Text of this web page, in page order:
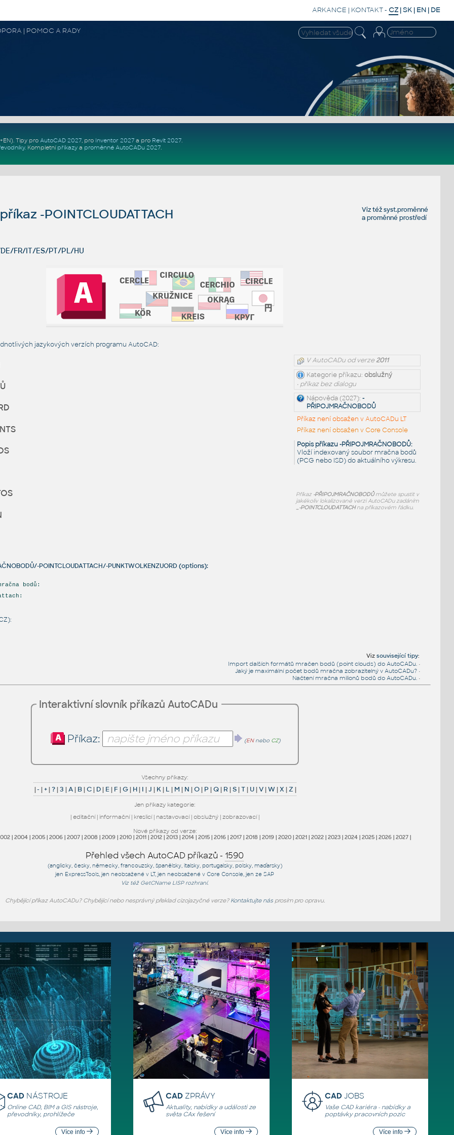
ARKANCE | KONTAKT- CZ |SK | EN | DE
| POMOC A RADY
. Tipy pro AutoCAD 2027, pro Inventor 2027a pro Revit 2027.
. Kompletní příkazya proměnné AutoCADu 2027.
Viz téžsyst.proměnné
aproměnné prostředí
-POINTCLOUDATTACH
FR/IT/ES/PT/PL/HU
jazykových verzích programu AutoCAD:
V AutoCADu od verze2011
Kategorie příkazu:obslužný
• příkaz bez dialogu
Nápověda (2027):-
PŘIPOJMRAČNOBODŮ
Příkaz není obsažen v AutoCADu LT
Příkaz není obsažen v Core Console
Popis příkazu -PŘIPOJMRAČNOBODŮ:
Vloží indexovaný soubor mračna bodů
(PCG nebo ISD) do aktuálního výkresu.
Příkaz -PŘIPOJMRAČNOBODŮmůžete spustit v
jakékoliv lokalizované verzi AutoCADu zadáním
_-POINTCLOUDATTACHna příkazovém řádku.
POINTCLOUDATTACH/-PUNKTWOLKENZUORD (options):
bodů:
Vizsouvisející tipy:
Import dalších formátů mračen bodů (point clouds) do AutoCADu. •
Jaký je maximální počet bodů mračna zobrazitelný v AutoCADu? •
Načtení mračna milionů bodů do AutoCADu. •
Interaktivní slovník příkazů AutoCADu
Příkaz: (ENnebo CZ)
Všechny příkazy:
|- |+|?|3 |A| B|C| D| E| F |G| H| I |J | K| L | M | N |O| P |Q| R |S|T| U|V|W|X |Z |
Jen příkazy kategorie:
| editační| informační| kreslicí| nastavovací| obslužný| zobrazovací|
Nové příkazy od verze:
| 2004| 2005| 2006| 2007| 2008 | 2009| 2010| 2011| 2012| 2013| 2014| 2015| 2016| 2017| 2018 | 2019| 2020| 2021| 2022| 2023| 2024| 2025| 2026| 2027|
Přehled všech AutoCAD příkazů - 1590
(anglicky, česky, německy, francouzsky, španělsky, italsky, portugalsky, polsky, maďarsky)
jen ExpressTools, jenneobsažené v LT, jenneobsažené v Core Console, jenze SAP
Viz též GetCName LISP rozhraní.
Chybějící příkaz AutoCADu? Chybějící nebo nesprávný překlad cizojazyčné verze? Kontaktujte násprosím pro opravu.
CAD NÁSTROJE
Online CAD, BIM a GIS nástroje,
převodníky, prohlížeče
Více info
CAD ZPRÁVY
Aktuality, nabídky a události ze
světa CAx řešení
Více info
CADJOBS
Vaše CAD kariéra - nabídky a
poptávky pracovních pozic
Více info